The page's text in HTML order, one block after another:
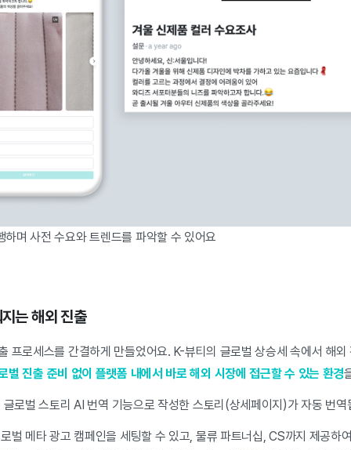
며 사전 수요와 트렌드를 파악할 수 있어요
는 해외 진출
프로세스를 간결하게 만들었어요. K-뷰티의 글로벌 상승세 속에서 해
벌 진출 준비 없이 플랫폼 내에서 바로 해외 시장에 접근할 수 있는 환경
로벌 스토리 AI 번역 기능으로 작성한 스토리(상세페이지)가 자동 번
벌 메타 광고 캠페인을 세팅할 수 있고, 물류 파트너십, CS까지 제공하